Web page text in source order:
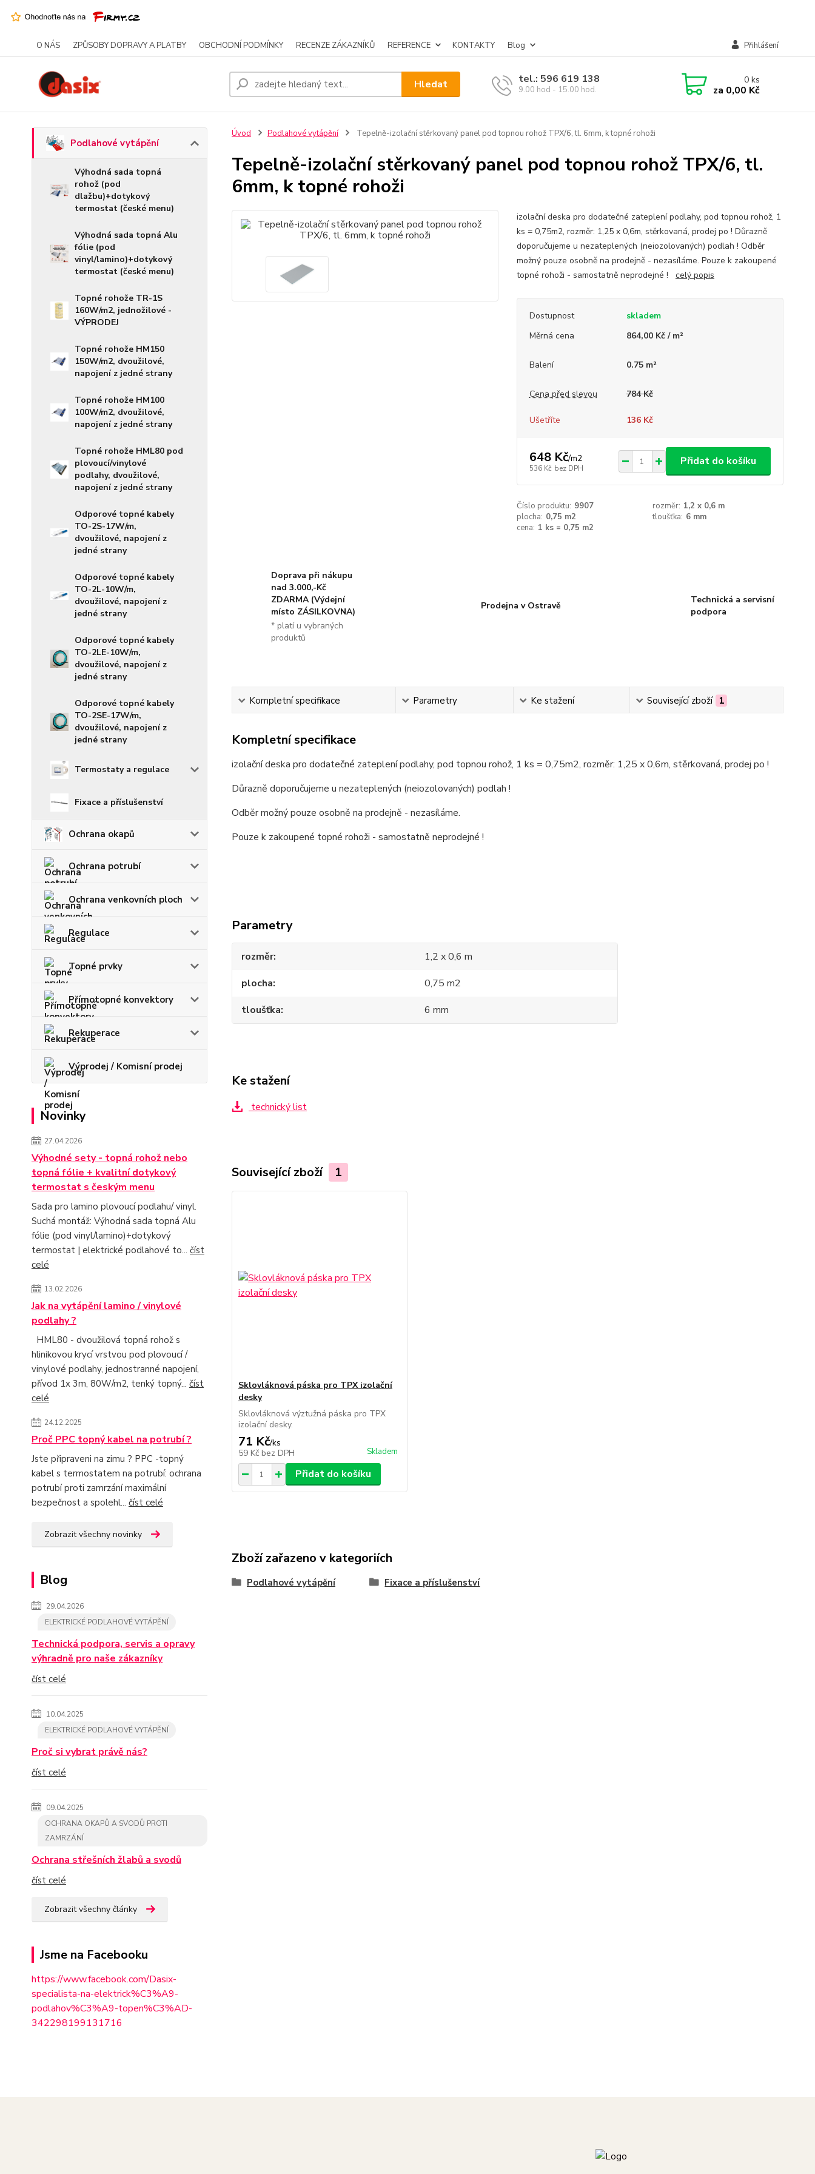
O NÁS ZPŮSOBY DOPRAVY A PLATBY OBCHODNÍ PODMÍNKY RECENZE ZÁKAZNÍKŮ REFERENCE KONTAKTY Blog Přihlášení
Hledat tel.: 596 619 138
9.00 hod - 15.00 hod.
0ks
za 0,00 Kč
Podlahové vytápění
Výhodná sada topná
rohož (pod
dlažbu)+dotykový
termostat (české menu)
Výhodná sada topná Alu
fólie (pod
vinyl/lamino)+dotykový
termostat (české menu)
Topné rohože TR-1S
160W/m2, jednožilové -
VÝPRODEJ
Topné rohože HM150
150W/m2, dvoužilové,
napojení z jedné strany
Topné rohože HM100
100W/m2, dvoužilové,
napojení z jedné strany
Topné rohože HML80 pod
plovoucí/vinylové
podlahy, dvoužilové,
napojení z jedné strany
Odporové topné kabely
TO-2S-17W/m,
dvoužilové, napojení z
jedné strany
Odporové topné kabely
TO-2L-10W/m,
dvoužilové, napojení z
jedné strany
Odporové topné kabely
TO-2LE-10W/m,
dvoužilové, napojení z
jedné strany
Odporové topné kabely
TO-2SE-17W/m,
dvoužilové, napojení z
jedné strany
Termostaty a regulace
Fixace a příslušenství
Ochrana okapů
Ochrana potrubí
Ochrana venkovních ploch
Regulace
Topné prvky
Přímotopné konvektory
Rekuperace
Výprodej / Komisní prodej
Novinky
27.04.2026
Výhodné sety - topná rohož nebo
topná fólie + kvalitní dotykový
termostat s českým menu
Sada pro lamino plovoucí podlahu/ vinyl.
Suchá montáž: Výhodná sada topná Alu
fólie (pod vinyl/lamino)+dotykový
termostat | elektrické podlahové to... číst
celé
13.02.2026
Jak na vytápění lamino / vinylové
podlahy ?
HML80 - dvoužilová topná rohož s
hlinikovou krycí vrstvou pod plovoucí /
vinylové podlahy, jednostranné napojení,
přívod 1x 3m, 80W/m2, tenký topný... číst
celé
24.12.2025
Proč PPC topný kabel na potrubí ?
Jste připraveni na zimu ? PPC -topný
kabel s termostatem na potrubí: ochrana
potrubí proti zamrzání maximální
bezpečnost a spolehl... číst celé
Zobrazit všechny novinky
Blog
29.04.2026
ELEKTRICKÉ PODLAHOVÉ VYTÁPĚNÍ
Technická podpora, servis a opravy
výhradně pro naše zákazníky
číst celé
10.04.2025
ELEKTRICKÉ PODLAHOVÉ VYTÁPĚNÍ
Proč si vybrat právě nás?
číst celé
09.04.2025
OCHRANA OKAPŮ A SVODŮ PROTI
ZAMRZÁNÍ
Ochrana střešních žlabů a svodů
číst celé
Zobrazit všechny články
Jsme na Facebooku
https://www.facebook.com/Dasix-
specialista-na-elektrick%C3%A9-
podlahov%C3%A9-topen%C3%AD-
342298199131716
Úvod Podlahové vytápění Tepelně-izolační stěrkovaný panel pod topnou rohož TPX/6, tl. 6mm, k topné rohoži
Tepelně-izolační stěrkovaný panel pod topnou rohož TPX/6, tl.
6mm, k topné rohoži
izolační deska pro dodatečné zateplení podlahy, pod topnou rohož, 1
ks = 0,75m2, rozměr: 1,25 x 0,6m, stěrkovaná, prodej po ! Důrazně
doporučujeme u nezateplených (neiozolovaných) podlah ! Odběr
možný pouze osobně na prodejně - nezasíláme. Pouze k zakoupené
topné rohoži - samostatně neprodejné ! celý popis
Dostupnost
skladem
Měrná cena
864,00 Kč / m²
Balení 0.75 m²
Cena před slevou 784 Kč
Ušetříte 136 Kč
648 Kč/m2
536 Kč bez DPH
Přidat do košíku
Číslo produktu: 9907 rozměr: 1,2 x 0,6 m
plocha: 0,75 m2 tloušťka: 6 mm
cena: 1 ks = 0,75 m2
Doprava při nákupu
nad 3.000,-Kč
ZDARMA (Výdejní
místo ZÁSILKOVNA)
* platí u vybraných
produktů
Prodejna v Ostravě
Technická a servisní
podpora
Kompletní specifikace Parametry Ke stažení Související zboží 1
Kompletní specifikace
izolační deska pro dodatečné zateplení podlahy, pod topnou rohož, 1 ks = 0,75m2, rozměr: 1,25 x 0,6m, stěrkovaná, prodej po !
Důrazně doporučujeme u nezateplených (neiozolovaných) podlah !
Odběr možný pouze osobně na prodejně - nezasíláme.
Pouze k zakoupené topné rohoži - samostatně neprodejné !
Parametry
rozměr
1,2 x 0,6 m
plocha
0,75 m2
tloušťka
6 mm
Ke stažení
technický list
Související zboží 1
Sklovláknová páska pro TPX izolační
desky
Sklovláknová výztužná páska pro TPX
izolační desky.
71 Kč/ks
59 Kč bez DPH Skladem
Přidat do košíku
Zboží zařazeno v kategoriích
Podlahové vytápění Fixace a příslušenství